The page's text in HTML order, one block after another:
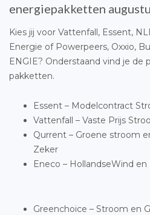
energiepakketten
Kies jij voor Vattenfall, Essent,
Energie of Powerpeers, Oxxio,
ENGIE? Onderstaand vind je de
pakketten.
Essent – Modelcontract
Vattenfall – Vaste Prijs
Qurrent – Groene stroom
Zeker
Eneco – HollandseWind en
Greenchoice – Stroom en